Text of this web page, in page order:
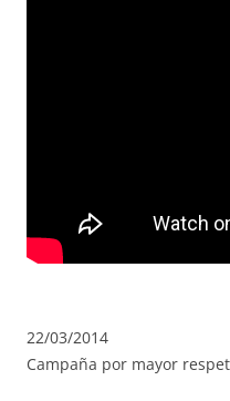
22/03/2014
Campaña por mayor